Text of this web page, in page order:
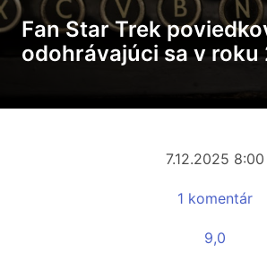
Fan Star Trek
odohrávajúci sa v roku
7.12.2025 8:00
1 komentár
9,0